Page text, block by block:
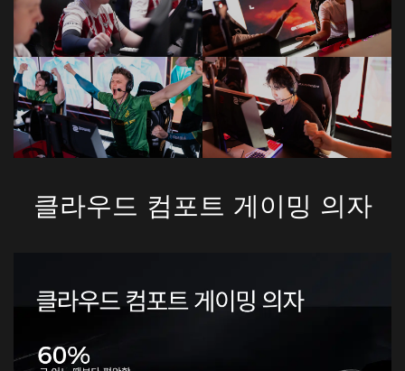
클라우드 컴포트 게이밍 의자